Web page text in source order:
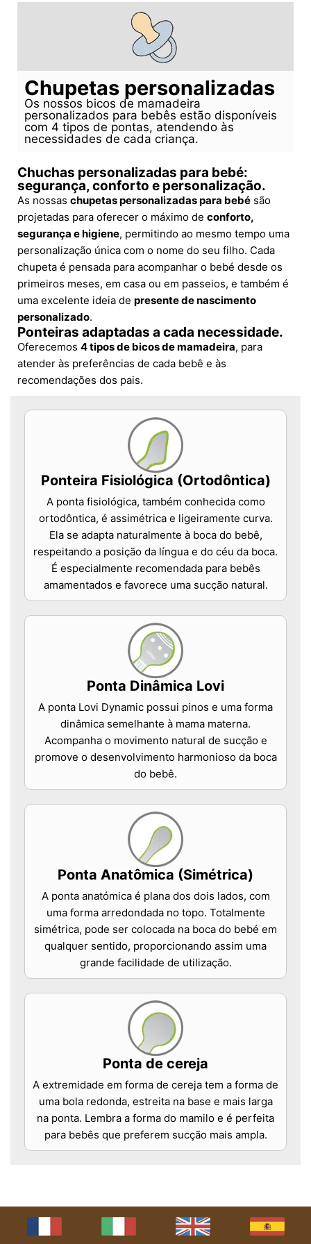
Chupetas personalizadas
Os nossos bicos de mamadeira
personalizados para bebês estão disponíveis
com 4 tipos de pontas, atendendo às
necessidades de cada criança.
Chuchas personalizadas para bebé:
segurança, conforto e personalização.
As nossas chupetas personalizadas para bebé são
projetadas para oferecer o máximo de conforto,
segurança e higiene, permitindo ao mesmo tempo uma
personalização única com o nome do seu filho. Cada
chupeta é pensada para acompanhar o bebé desde os
primeiros meses, em casa ou em passeios, e também é
uma excelente ideia de presente de nascimento
personalizado.
Ponteiras adaptadas a cada necessidade.
Oferecemos 4 tipos de bicos de mamadeira, para
atender às preferências de cada bebê e às
recomendações dos pais.
Ponteira Fisiológica (Ortodôntica)
A ponta fisiológica, também conhecida como
ortodôntica, é assimétrica e ligeiramente curva.
Ela se adapta naturalmente à boca do bebê,
respeitando a posição da língua e do céu da boca.
É especialmente recomendada para bebês
amamentados e favorece uma sucção natural.
Ponta Dinâmica Lovi
A ponta Lovi Dynamic possui pinos e uma forma
dinâmica semelhante à mama materna.
Acompanha o movimento natural de sucção e
promove o desenvolvimento harmonioso da boca
do bebê.
Ponta Anatômica (Simétrica)
A ponta anatómica é plana dos dois lados, com
uma forma arredondada no topo. Totalmente
simétrica, pode ser colocada na boca do bebé em
qualquer sentido, proporcionando assim uma
grande facilidade de utilização.
Ponta de cereja
A extremidade em forma de cereja tem a forma de
uma bola redonda, estreita na base e mais larga
na ponta. Lembra a forma do mamilo e é perfeita
para bebês que preferem sucção mais ampla.